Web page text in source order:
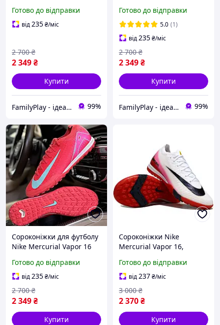
футзалки
Готово до відправки
від235₴/міс
2 349₴
2 700 ₴
Купити
FamilyPlay - ідеальне поєднання спортивних та дитячих товарів 99%
футзалки
Готово до відправки
5.0 (1)
від235₴/міс
2 349₴
2 700 ₴
Купити
FamilyPlay - ідеальне поєднання спортивних та дитячих товарів 99%
Сороконіжки для футболу
Nike Mercurial Vapor 16
футзалки
Готово до відправки
від235₴/міс
2 349₴
2 700 ₴
Купити
Сороконіжки Nike
Mercurial Vapor 16,
футзалки
Готово до відправки
від237₴/міс
2 370₴
3 000 ₴
Купити